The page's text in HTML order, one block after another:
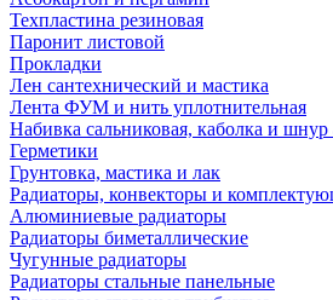
Техпластина резиновая
Паронит листовой
Прокладки
Лен сантехнический и мастика
Лента ФУМ и нить уплотнительная
Набивка сальниковая, каболка и шнур
Герметики
Грунтовка, мастика и лак
Радиаторы, конвекторы и
Алюминиевые радиаторы
Радиаторы биметаллические
Чугунные радиаторы
Радиаторы стальные панельные